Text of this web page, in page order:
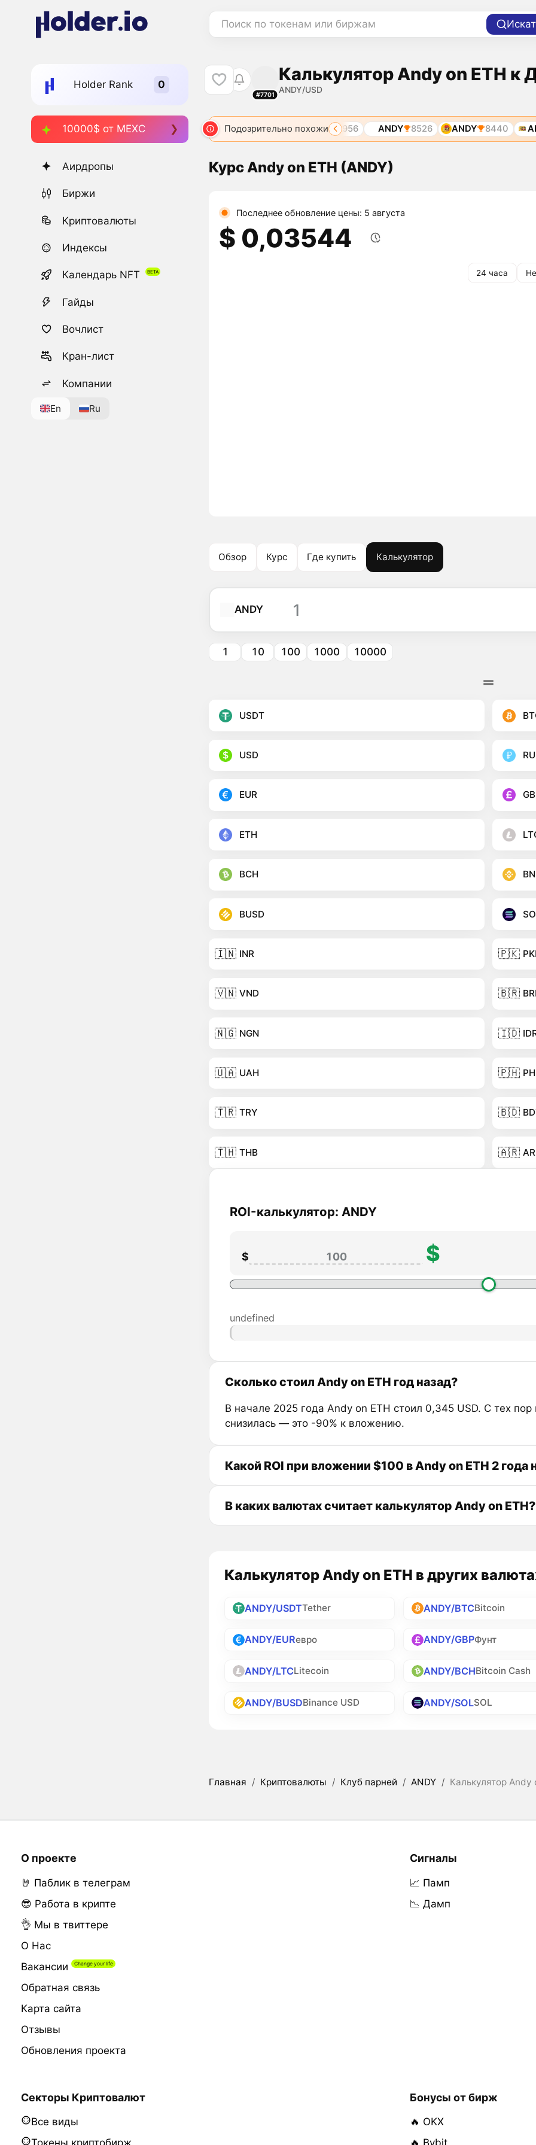
Поиск по токенам или биржам
Holder Rank
10000$ от MEXC
Аирдропы
Биржи
Криптовалюты
Индексы
Календарь NFT
Гайды
Вочлист
Кран-лист
Компании
En Ru
#7701
Калькулятор Andy on ETH к
ANDY/USD
Подозрительно похожи
3565 ANDY 5577 ANDY ANDY 6941 ANDY 7956 ANDY 8526 ANDY 8440
Курс Andy on ETH (ANDY)
Последнее обновление цены: 5 августа
$ 0,03544
24 часа
Обзор Курс Где купить Калькулятор
ANDY
1 10 100 1000 10000
USDT
USD
EUR
ETH
BCH
BUSD
🇮🇳 INR 🇵🇰
🇻🇳 VND 🇧🇷
🇳🇬 NGN 🇮🇩
🇺🇦 UAH 🇵🇭
🇹🇷 TRY 🇧🇩
🇹🇭 THB 🇦🇷
ROI-калькулятор: ANDY
$ $
undefined
Сколько стоил Andy on ETH год назад?
В начале 2025 года Andy on ETH стоил 0,345 USD. С тех пор
снизилась — это -90% к вложению.
Какой ROI при вложении $100 в Andy on ETH 2 года
В каких валютах считает калькулятор Andy on ETH?
Калькулятор Andy on ETH в других
ANDY/USDTTether ANDY/BTCBitcoin
ANDY/EURевро ANDY/GBPФунт
ANDY/LTCLitecoin ANDY/BCHBitcoin Cash
ANDY/BUSDBinance USD ANDY/SOLSOL
Главная / Криптовалюты / Клуб парней / ANDY / Калькулятор Andy
О проекте
🤘 Паблик в телеграм
😎 Работа в крипте
👌 Мы в твиттере
О Нас
Вакансии
Обратная связь
Карта сайта
Отзывы
Обновления проекта
Сигналы
📈 Памп
📉 Дамп
Секторы Криптовалют
Все виды
Бонусы от бирж
🔥 OKX